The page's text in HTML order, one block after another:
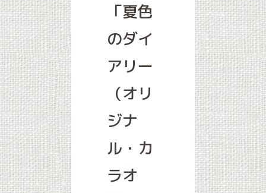
「夏色
のダイ
アリー
（オリ
ジナ
ル・カ
ラオ